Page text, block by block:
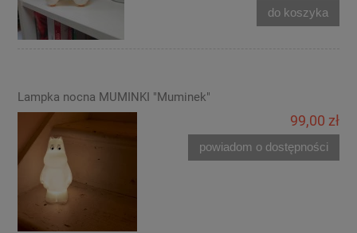
do koszyka
Lampka nocna MUMINKI "Muminek"
99,00 zł
powiadom o dostępności